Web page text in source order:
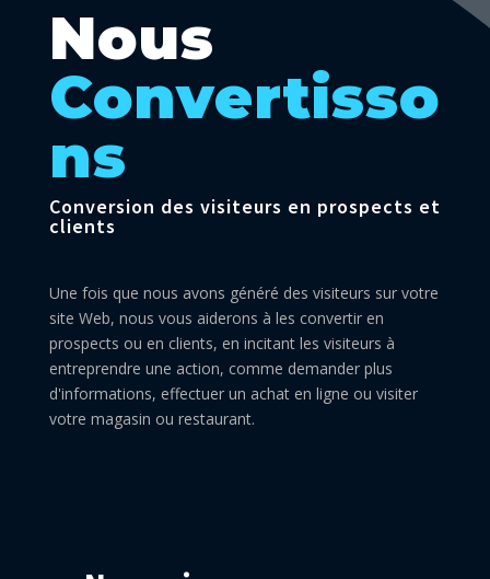
Nous
Convertisso
ns
Conversion des visiteurs en prospects et
clients
Une fois que nous avons généré des visiteurs sur votre
site Web, nous vous aiderons à les convertir en
prospects ou en clients, en incitant les visiteurs à
entreprendre une action, comme demander plus
d'informations, effectuer un achat en ligne ou visiter
votre magasin ou restaurant.